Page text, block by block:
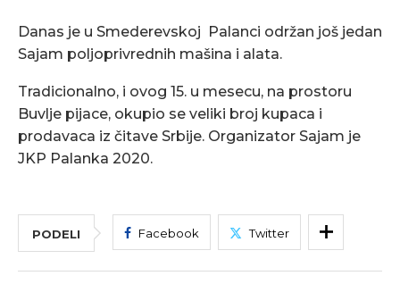
Danas je u Smederevskoj Palanci održan još jedan
Sajam poljoprivrednih mašina i alata.
Tradicionalno, i ovog 15. u mesecu, na prostoru
Buvlje pijace, okupio se veliki broj kupaca i
prodavaca iz čitave Srbije. Organizator Sajam je
JKP Palanka 2020.
PODELI Facebook Twitter